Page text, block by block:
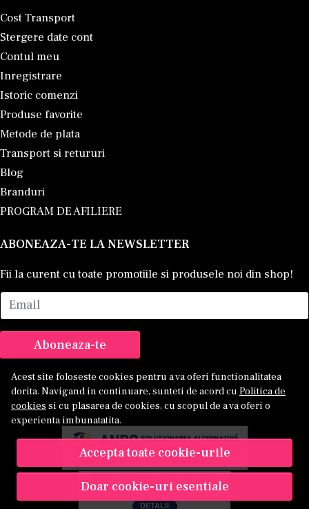
Acest site foloseste cookies pentru a va oferi functionalitatea
dorita. Navigand in continuare, sunteti de acord cu Politica de
cookies si cu plasarea de cookies, cu scopul de a va oferi o
experienta imbunatatita.
Accepta toate cookie-urile
Doar cookie-uri esentiale
Cost Transport
Stergere date cont
Contul meu
Inregistrare
Istoric comenzi
Produse favorite
Metode de plata
Transport si retururi
Blog
Branduri
PROGRAM DE AFILIERE
ABONEAZA-TE LA NEWSLETTER
Fii la curent cu toate promotiile si produsele noi din shop!
Email
Aboneaza-te